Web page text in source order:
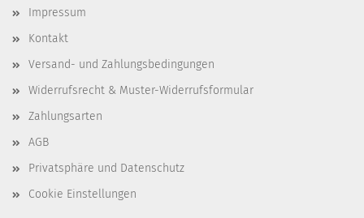
Impressum
Kontakt
Versand- und Zahlungsbedingungen
Widerrufsrecht & Muster-Widerrufsformular
Zahlungsarten
AGB
Privatsphäre und Datenschutz
Cookie Einstellungen